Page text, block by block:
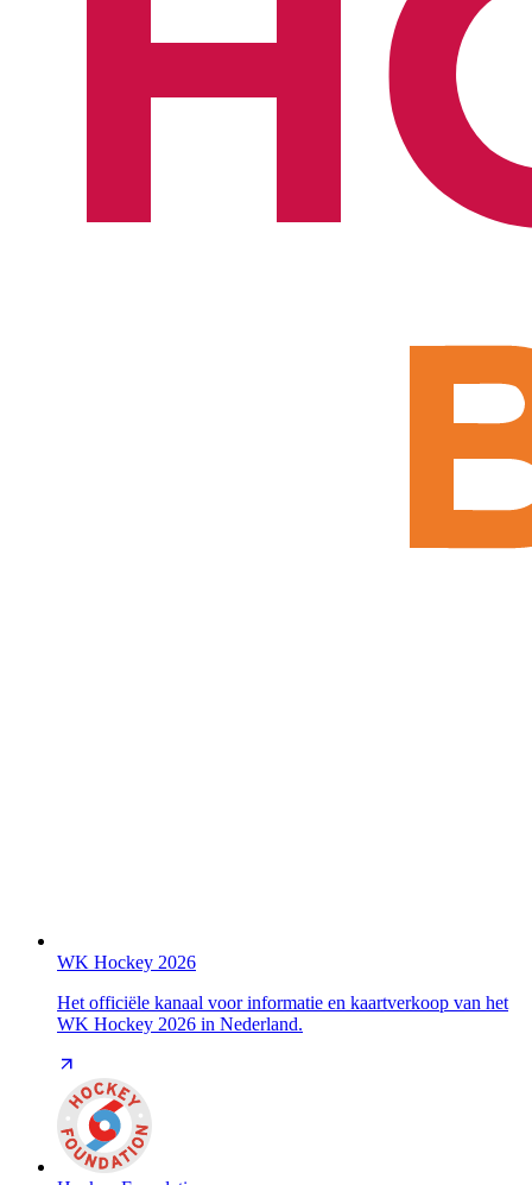
WK Hockey 2026
Het officiële kanaal voor informatie en kaartverkoop van het
WK Hockey 2026 in Nederland.